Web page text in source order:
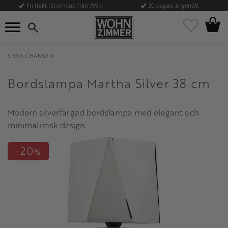
Meny
Fri frakt till ombud från 799kr 30 dagars ångerrätt
Favoriter
SISTA CHANSEN
Bordslampa Martha Silver 38 cm
Modern silverfärgad bordslampa med elegant och
minimalistisk design.
20%